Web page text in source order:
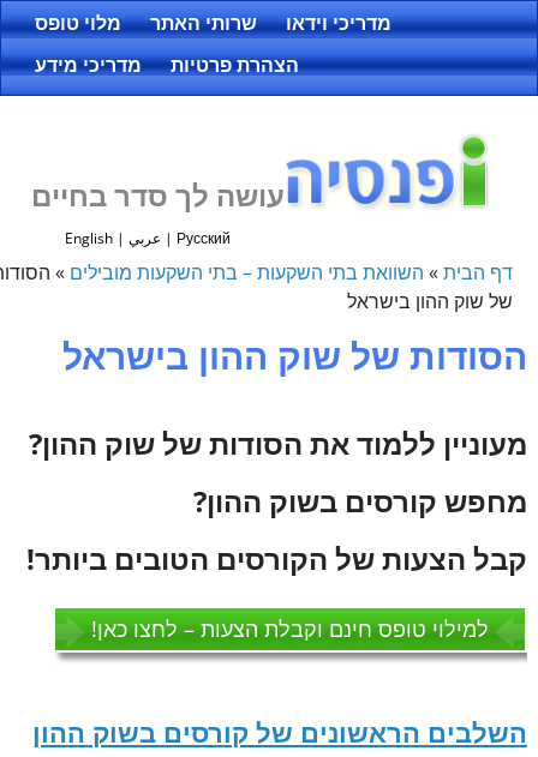
מלוי טופס שרותי האתר
מדריכי וידאו
מדריכי מידע
הצהרת פרטיות
עושה לך סדר בחיים
Русский
| عربي |
English
דף הבית» השוואת בתי השקעות – בתי השקעות מובילים »
של שוק ההון בישראל
הסודות של שוק ההון בישראל
מעוניין ללמוד את הסודות של שוק ההון?
מחפש קורסים בשוק ההון?
קבל הצעות של הקורסים הטובים ביותר!
למילוי טופס חינם וקבלת הצעות – לחצו כאן!
השלבים הראשונים של קורסים בשוק ההון